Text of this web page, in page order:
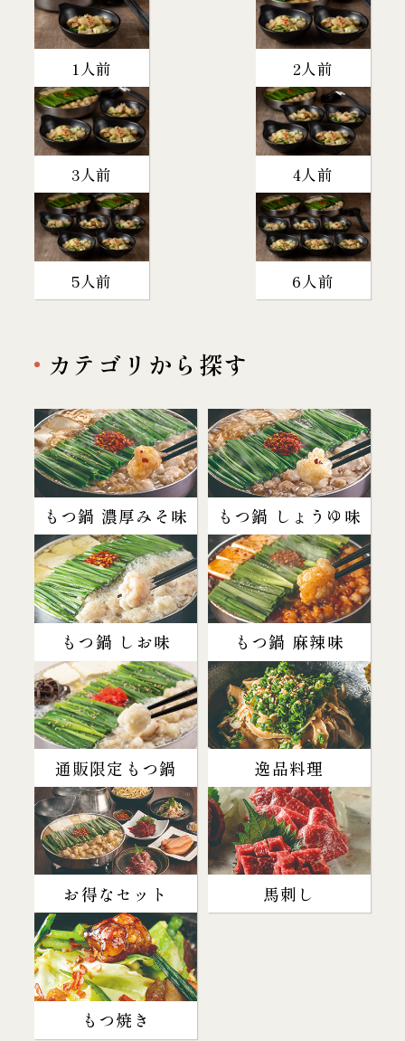
1人前 2人前
3人前 4人前
5人前 6人前
カテゴリから探す
もつ鍋 濃厚みそ味 もつ鍋 しょうゆ味
もつ鍋 しお味 もつ鍋 麻辣味
通販限定もつ鍋 逸品料理
お得なセット 馬刺し
もつ焼き